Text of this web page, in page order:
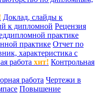
Доклад, слайды к
к дипломной Рецензия
практике
практике Отчет по
характеристика с
работа хит! Контрольная
работа Чертежи в
Повышение